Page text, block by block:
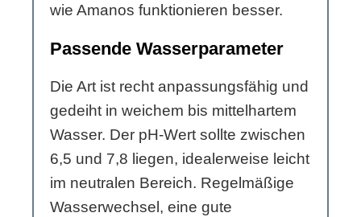
wie Amanos funktionieren besser.
Passende Wasserparameter
Die Art ist recht anpassungsfähig und
gedeiht in weichem bis mittelhartem
Wasser. Der pH-Wert sollte zwischen
6,5 und 7,8 liegen, idealerweise leicht
im neutralen Bereich. Regelmäßige
Wasserwechsel, eine gute